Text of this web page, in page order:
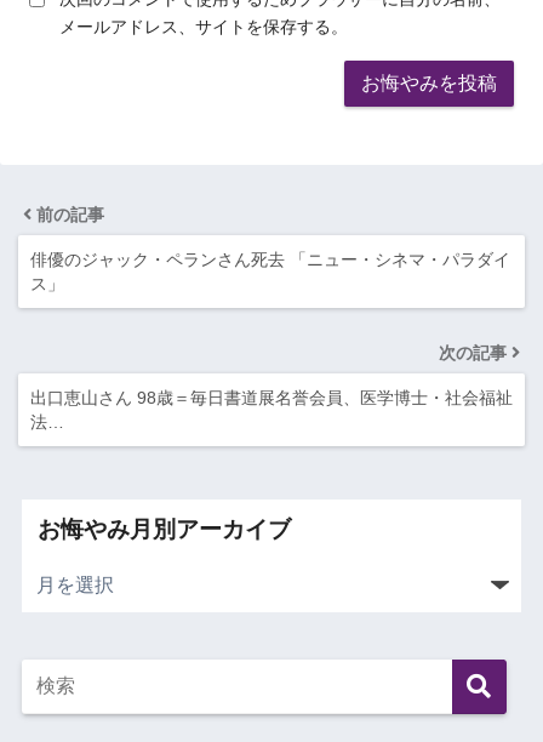
メールアドレス、サイトを保存する。
前の記事
俳優のジャック・ペランさん死去 「ニュー・シネマ・パラダイ
ス」
次の記事
出口恵山さん 98歳＝毎日書道展名誉会員、医学博士・社会福祉
法…
お悔やみ月別アーカイブ